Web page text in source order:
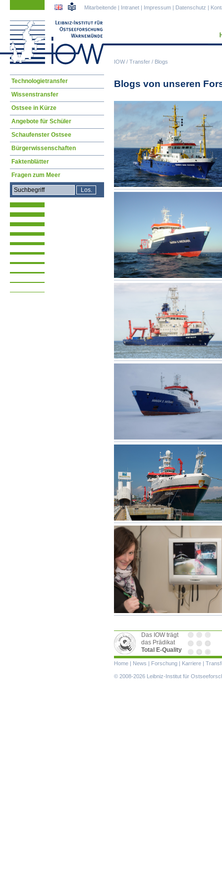
IOW/ Transfer / Blogs
Mitarbeitende | Intranet | Impressum | Datenschutz |
Blogs von unseren
Navigation
überspringen
Technologietransfer
Wissenstransfer
Ostsee in Kürze
Angebote für Schüler
Schaufenster Ostsee
Bürgerwissenschaften
Faktenblätter
Fragen zum Meer
Das IOW trägt
das Prädikat
Total E-Quality
Navigation
überspringen
Home | News | Forschung | Karriere |
© 2008-2026 Leibniz-Institut für